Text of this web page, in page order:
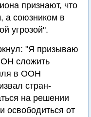
признают, что
а союзником в
угрозой".
"Я призываю
сложить
в ООН
стран-
на решении
освободиться от